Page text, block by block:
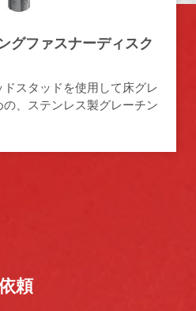
グファスナーディスク
スタッドを使用して床グレ
、ステンレス製グレーチン
頼